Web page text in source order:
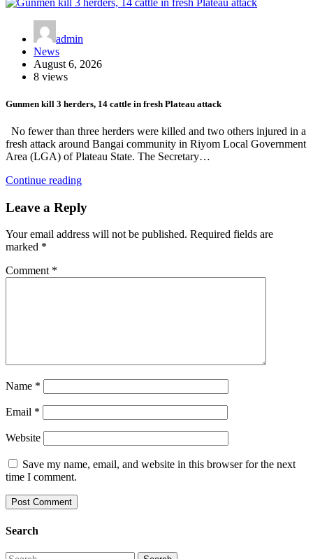
admin
News
August 6, 2026
8 views
Gunmen kill 3 herders, 14 cattle in fresh Plateau attack
No fewer than three herders were killed and two others injured in a
fresh attack around Bangai community in Riyom Local Government
Area (LGA) of Plateau State. The Secretary…
Continue reading
Leave a Reply
Your email address will not be published. Required fields are
marked *
Comment *
Name *
Email *
Website
Save my name, email, and website in this browser for the next
time I comment.
Search